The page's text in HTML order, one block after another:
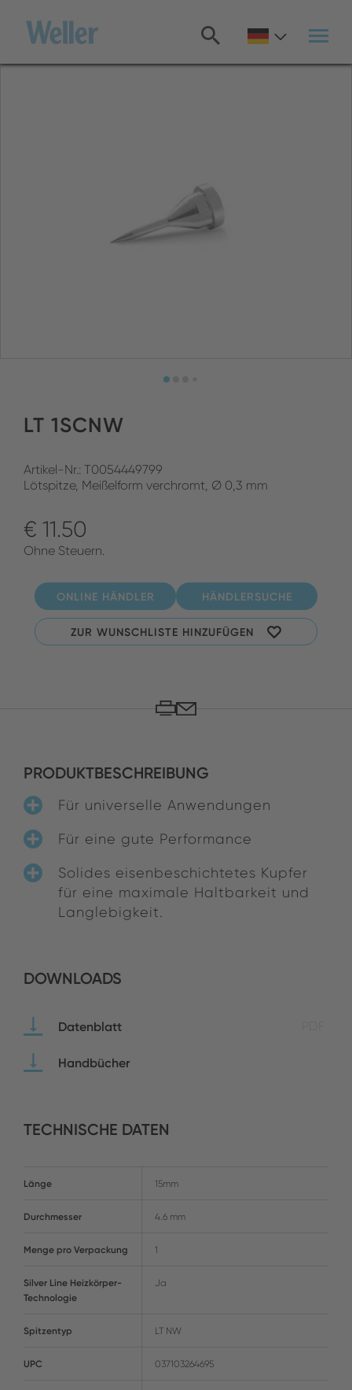
Hauptinhalt
LT 1SCNW
Artikel-Nr.: T0054449799
Lötspitze, Meißelform verchromt, Ø 0,3 mm
€ 11.50
Ohne Steuern.
ONLINE HÄNDLER HÄNDLERSUCHE
ZUR WUNSCHLISTE HINZUFÜGEN
PRODUKTBESCHREIBUNG
Für universelle Anwendungen
Für eine gute Performance
Solides eisenbeschichtetes Kupfer
für eine maximale Haltbarkeit und
Langlebigkeit.
DOWNLOADS
Datenblatt
Handbücher
TECHNISCHE DATEN
Länge 15mm
Durchmesser 4.6 mm
Menge pro Verpackung 1
Silver Line Heizkörper-
Technologie
Ja
Spitzentyp LT NW
UPC 037103264695